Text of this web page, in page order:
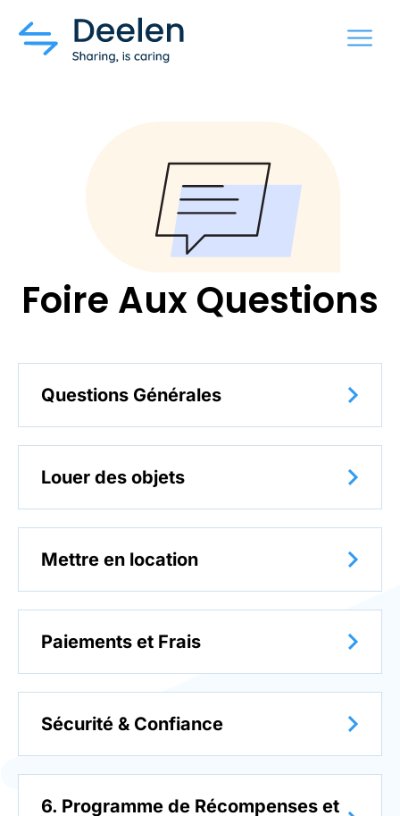
MENU
Foire Aux Questions
Questions Générales
Louer des objets
Mettre en location
Paiements et Frais
Sécurité & Confiance
6. Programme de Récompenses et